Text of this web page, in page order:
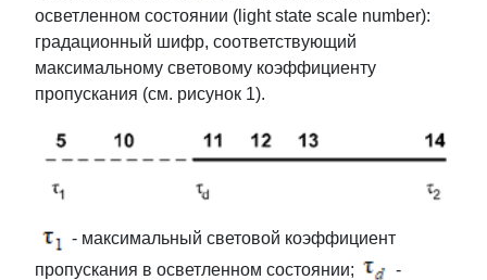
осветленном состоянии (light state scale number):
градационный шифр, соответствующий
максимальному световому коэффициенту
пропускания (см. рисунок 1).
- максимальный световой коэффициент
пропускания в осветленном состоянии;
-